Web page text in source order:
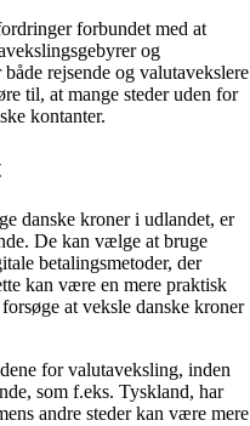
forbundet med at
og
rejsende og valutavekslere
til, at mange steder uden for
kontanter.
danske kroner i udlandet, er
De kan vælge at bruge
betalingsmetoder, der
kan være en mere praktisk
at veksle danske kroner
for valutaveksling, inden
som f.eks. Tyskland, har
andre steder kan være mere